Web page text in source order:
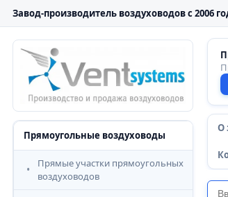
Завод-производитель воздуховодов с 2006
Прямоугольные воздуховоды
Прямые участки прямоугольных
воздуховодов
О